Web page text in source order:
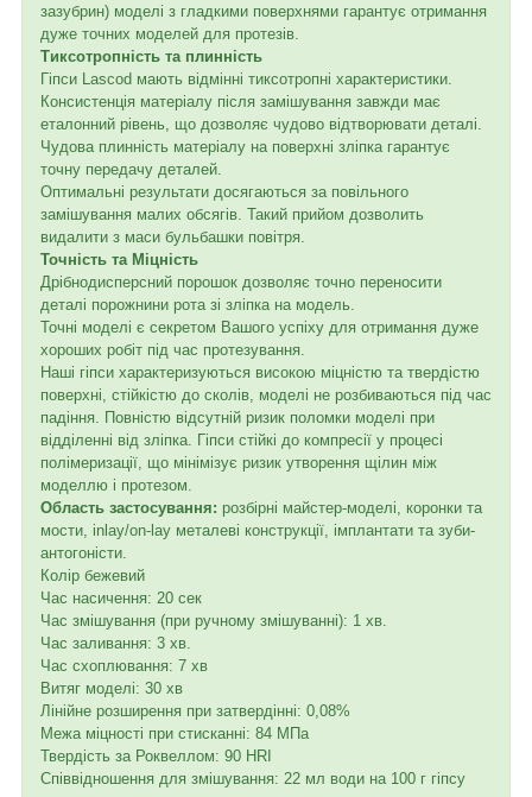
зазубрин) моделі з гладкими поверхнями гарантує отримання
дуже точних моделей для протезів.
Тиксотропність та плинність
Гіпси Lascod мають відмінні тиксотропні характеристики.
Консистенція матеріалу після замішування завжди має
еталонний рівень, що дозволяє чудово відтворювати деталі.
Чудова плинність матеріалу на поверхні зліпка гарантує
точну передачу деталей.
Оптимальні результати досягаються за повільного
замішування малих обсягів. Такий прийом дозволить
видалити з маси бульбашки повітря.
Точність та Міцність
Дрібнодисперсний порошок дозволяє точно переносити
деталі порожнини рота зі зліпка на модель.
Точні моделі є секретом Вашого успіху для отримання дуже
хороших робіт під час протезування.
Наші гіпси характеризуються високою міцністю та твердістю
поверхні, стійкістю до сколів, моделі не розбиваються під час
падіння. Повністю відсутній ризик поломки моделі при
відділенні від зліпка. Гіпси стійкі до компресії у процесі
полімеризації, що мінімізує ризик утворення щілин між
моделлю і протезом.
Область застосування: розбірні майстер-моделі, коронки та
мости, inlay/on-lay металеві конструкції, імплантати та зуби-
антогоністи.
Колір бежевий
Час насичення: 20 сек
Час змішування (при ручному змішуванні): 1 хв.
Час заливання: 3 хв.
Час схоплювання: 7 хв
Витяг моделі: 30 хв
Лінійне розширення при затвердінні: 0,08%
Межа міцності при стисканні: 84 МПа
Твердість за Роквеллом: 90 HRI
Співвідношення для змішування: 22 мл води на 100 г гіпсу